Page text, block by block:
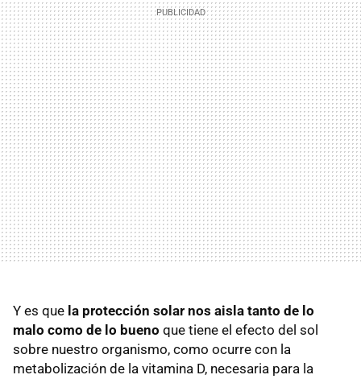
Y es que la protección solar nos aisla tanto de lo
malo como de lo bueno que tiene el efecto del sol
sobre nuestro organismo, como ocurre con la
metabolización de la vitamina D, necesaria para la